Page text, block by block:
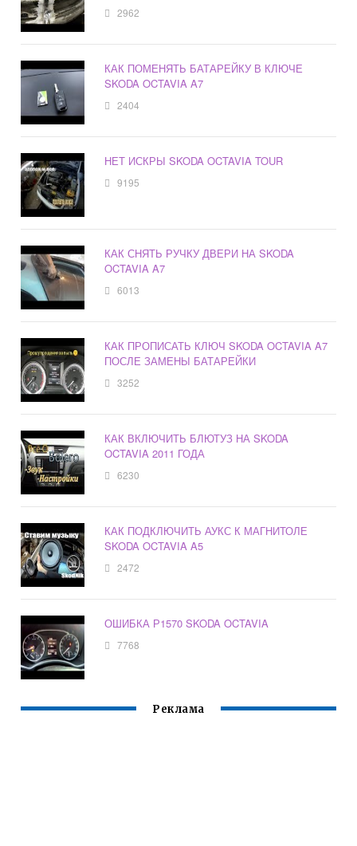
2962
КАК ПОМЕНЯТЬ БАТАРЕЙКУ В КЛЮЧЕ
SKODA OCTAVIA A7
2404
НЕТ ИСКРЫ SKODA OCTAVIA TOUR
9195
КАК СНЯТЬ РУЧКУ ДВЕРИ НА SKODA
OCTAVIA A7
6013
КАК ПРОПИСАТЬ КЛЮЧ SKODA OCTAVIA A7
ПОСЛЕ ЗАМЕНЫ БАТАРЕЙКИ
3252
КАК ВКЛЮЧИТЬ БЛЮТУЗ НА SKODA
OCTAVIA 2011 ГОДА
6230
КАК ПОДКЛЮЧИТЬ АУКС К МАГНИТОЛЕ
SKODA OCTAVIA A5
2472
ОШИБКА Р1570 SKODA OCTAVIA
7768
Реклама